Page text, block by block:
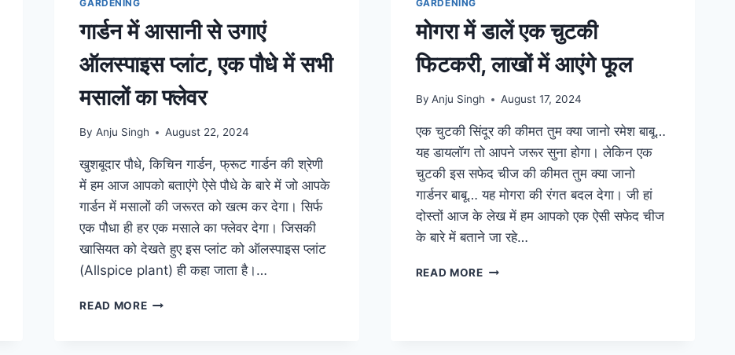
GARDENING
गार्डन में आसानी से उगाएं
ऑलस्पाइस प्लांट, एक पौधे में सभी
मसालों का फ्लेवर
By Anju Singh August 22, 2024
खुशबूदार पौधे, किचिन गार्डन, फ्रूट गार्डन की श्रेणी
में हम आज आपको बताएंगे ऐसे पौधे के बारे में जो आपके
गार्डन में मसालों की जरूरत को खत्म कर देगा। सिर्फ
एक पौधा ही हर एक मसाले का फ्लेवर देगा। जिसकी
खासियत को देखते हुए इस प्लांट को ऑलस्पाइस प्लांट
(Allspice plant) ही कहा जाता है।…
READ MOREगार्डन
GARDENING
माेगरा में डालें एक चुटकी
फिटकरी, लाखों में आएंगे फूल
By Anju Singh August 17, 2024
एक चुटकी सिंदूर की कीमत तुम क्या जानो रमेश बाबू…
यह डायलॉग तो आपने जरूर सुना होगा। लेकिन एक
चुटकी इस सफेद चीज की कीमत तुम क्या जानो
गार्डनर बाबू… यह मोगरा की रंगत बदल देगा। जी हां
दोस्तों आज के लेख में हम आपको एक ऐसी सफेद चीज
के बारे में बताने जा रहे…
READ MOREमाेगरा